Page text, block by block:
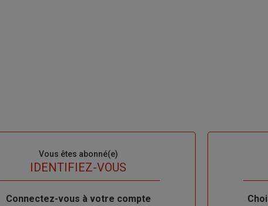
Vous êtes abonné(e)
IDENTIFIEZ-VOUS
Body
Connectez-vous à votre compte
Body